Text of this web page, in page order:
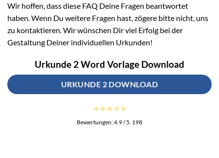
Wir hoffen, dass diese FAQ Deine Fragen beantwortet
haben. Wenn Du weitere Fragen hast, zögere bitte nicht, uns
zu kontaktieren. Wir wünschen Dir viel Erfolg bei der
Gestaltung Deiner individuellen Urkunden!
Urkunde 2 Word Vorlage Download
URKUNDE 2 DOWNLOAD
Bewertungen:4.9/ 5. 198